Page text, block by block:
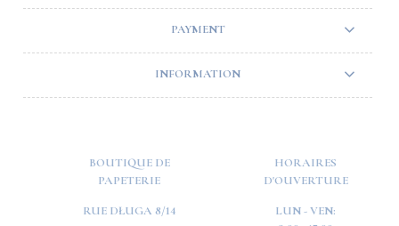
PAYMENT
INFORMATION
BOUTIQUE DE
PAPETERIE
RUE DŁUGA 8/14
HORAIRES
D'OUVERTURE
LUN - VEN: